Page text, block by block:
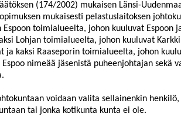
(174/2002) mukaisen Länsi-
mukaisesti pelastuslaitoksen
Espoon toimialueelta, johon kuuluvat Espoon
Lohjan toimialueelta, johon kuuluvat
ja kaksi Raaseporin toimialueelta, johon
nimeää jäsenistä puheenjohtajan sekä
voidaan valita sellainenkin
tai jonka kotikunta kunta ei ole.